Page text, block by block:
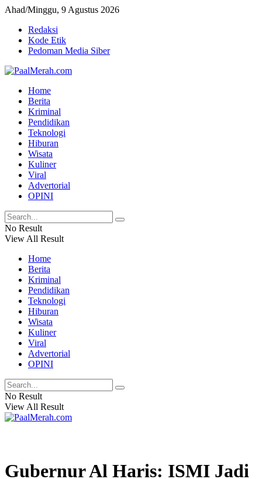
Ahad/Minggu, 9 Agustus 2026
Redaksi
Kode Etik
Pedoman Media Siber
Home
Berita
Kriminal
Pendidikan
Teknologi
Hiburan
Wisata
Kuliner
Viral
Advertorial
OPINI
No Result
View All Result
Home
Berita
Kriminal
Pendidikan
Teknologi
Hiburan
Wisata
Kuliner
Viral
Advertorial
OPINI
No Result
View All Result
Gubernur Al Haris: ISMI Jadi